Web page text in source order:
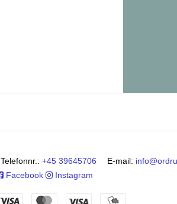
Telefonnr.: +45 39645706 E-mail:
Facebook
Instagram